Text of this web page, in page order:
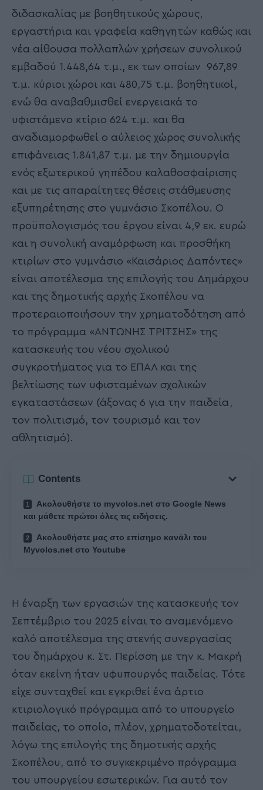
διδασκαλίας με βοηθητικούς χώρους,
εργαστήρια και γραφεία καθηγητών καθώς και
νέα αίθουσα πολλαπλών χρήσεων συνολικού
εμβαδού 1.448,64 τ.μ., εκ των οποίων 967,89
τ.μ. κύριοι χώροι και 480,75 τ.μ. βοηθητικοί,
ενώ θα αναβαθμισθεί ενεργειακά το
υφιστάμενο κτίριο 624 τ.μ. και θα
αναδιαμορφωθεί ο αύλειος χώρος συνολικής
επιφάνειας 1.841,87 τ.μ. με την δημιουργία
ενός εξωτερικού γηπέδου καλαθοσφαίρισης
και με τις απαραίτητες θέσεις στάθμευσης
εξυπηρέτησης στο γυμνάσιο Σκοπέλου. Ο
προϋπολογισμός του έργου είναι 4,9 εκ. ευρώ
και η συνολική αναμόρφωση και προσθήκη
κτιρίων στο γυμνάσιο «Καισάριος Δαπόντες»
είναι αποτέλεσμα της επιλογής του Δημάρχου
και της δημοτικής αρχής Σκοπέλου να
προτεραιοποιήσουν την χρηματοδότηση από
το πρόγραμμα «ΑΝΤΩΝΗΣ ΤΡΙΤΣΗΣ» της
κατασκευής του νέου σχολικού
συγκροτήματος για το ΕΠΑΛ και της
βελτίωσης των υφισταμένων σχολικών
εγκαταστάσεων (άξονας 6 για την παιδεία,
τον πολιτισμό, τον τουρισμό και τον
αθλητισμό).
Contents
Ακολουθήστε το myvolos.net στο Google News
και μάθετε πρώτοι όλες τις ειδήσεις.
Ακολουθήστε μας στο επίσημο κανάλι του
Myvolos.net στο Youtube
Η έναρξη των εργασιών της κατασκευής τον
Σεπτέμβριο του 2025 είναι το αναμενόμενο
καλό αποτέλεσμα της στενής συνεργασίας
του δημάρχου κ. Στ. Περίσση με την κ. Μακρή
όταν εκείνη ήταν υφυπουργός παιδείας. Τότε
είχε συνταχθεί και εγκριθεί ένα άρτιο
κτιριολογικό πρόγραμμα από το υπουργείο
παιδείας, το οποίο, πλέον, χρηματοδοτείται,
λόγω της επιλογής της δημοτικής αρχής
Σκοπέλου, από το συγκεκριμένο πρόγραμμα
του υπουργείου εσωτερικών. Για αυτό τον